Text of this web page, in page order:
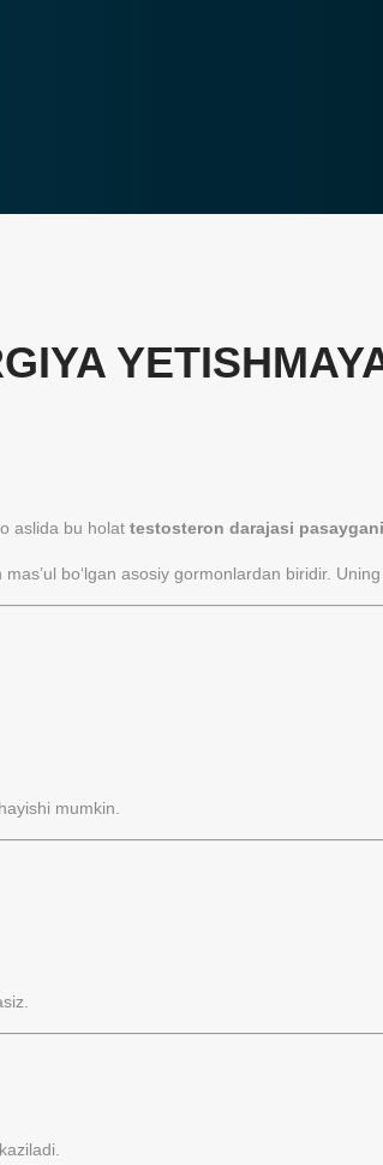
aslida bu holat testosteron darajasi pasaygani
bo‘lgan asosiy gormonlardan biridir.
mumkin.